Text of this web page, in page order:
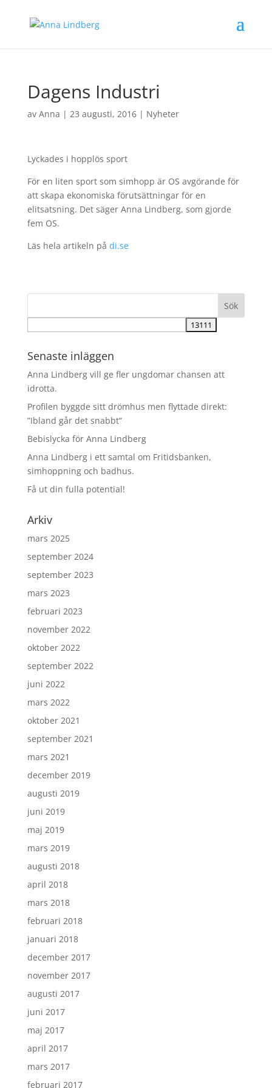
Dagens Industri
av Anna | 23 augusti, 2016| Nyheter
Lyckades i hopplös sport
För en liten sport som simhopp är OS avgörande för
att skapa ekonomiska förutsättningar för en
elitsatsning. Det säger Anna Lindberg, som gjorde
fem OS.
Läs hela artikeln på di.se
Senaste inläggen
Anna Lindberg vill ge fler ungdomar chansen att
idrotta.
Profilen byggde sitt drömhus men flyttade direkt:
”Ibland går det snabbt”
Bebislycka för Anna Lindberg
Anna Lindberg i ett samtal om Fritidsbanken,
simhoppning och badhus.
Få ut din fulla potential!
Arkiv
mars 2025
september 2024
september 2023
mars 2023
februari 2023
november 2022
oktober 2022
september 2022
juni 2022
mars 2022
oktober 2021
september 2021
mars 2021
december 2019
augusti 2019
juni 2019
maj 2019
mars 2019
augusti 2018
april 2018
mars 2018
februari 2018
januari 2018
december 2017
november 2017
augusti 2017
juni 2017
maj 2017
april 2017
mars 2017
februari 2017